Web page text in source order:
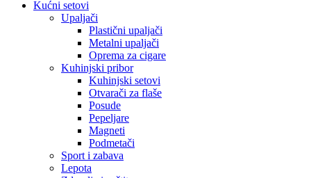
Kućni setovi
Upaljači
Plastični upaljači
Metalni upaljači
Oprema za cigare
Kuhinjski pribor
Kuhinjski setovi
Otvarači za flaše
Posude
Pepeljare
Magneti
Podmetači
Sport i zabava
Lepota